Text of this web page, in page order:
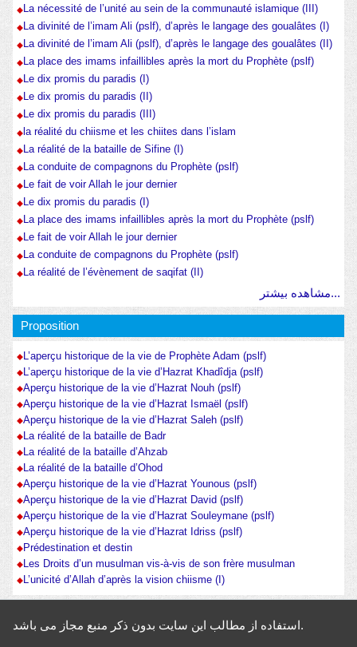
La nécessité de l’unité au sein de la communauté islamique (III)
La divinité de l’imam Ali (pslf), d’après le langage des goualâtes (I)
La divinité de l’imam Ali (pslf), d’après le langage des goualâtes (II)
La place des imams infaillibles après la mort du Prophète (pslf)
Le dix promis du paradis (I)
Le dix promis du paradis (II)
Le dix promis du paradis (III)
la réalité du chiisme et les chiites dans l’islam
La réalité de la bataille de Sifine (I)
La conduite de compagnons du Prophète (pslf)
Le fait de voir Allah le jour dernier
Le dix promis du paradis (I)
La place des imams infaillibles après la mort du Prophète (pslf)
Le fait de voir Allah le jour dernier
La conduite de compagnons du Prophète (pslf)
La réalité de l’évènement de saqifat (II)
مشاهده بیشتر...
Proposition
L’aperçu historique de la vie de Prophète Adam (pslf)
L’aperçu historique de la vie d’Hazrat Khadîdja (pslf)
Aperçu historique de la vie d’Hazrat Nouh (pslf)
Aperçu historique de la vie d’Hazrat Ismaël (pslf)
Aperçu historique de la vie d’Hazrat Saleh (pslf)
La réalité de la bataille de Badr
La réalité de la bataille d’Ahzab
La réalité de la bataille d’Ohod
Aperçu historique de la vie d’Hazrat Younous (pslf)
Aperçu historique de la vie d’Hazrat David (pslf)
Aperçu historique de la vie d’Hazrat Souleymane (pslf)
Aperçu historique de la vie d’Hazrat Idriss (pslf)
Prédestination et destin
Les Droits d’un musulman vis-à-vis de son frère musulman
L’unicité d’Allah d’après la vision chiisme (I)
استفاده از مطالب این سایت بدون ذکر منبع مجاز می باشد.